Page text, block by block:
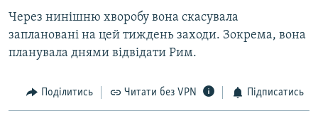
Усі сайти RFE/RL
Через нинішню хворобу вона скасувала
заплановані на цей тиждень заходи. Зокрема, вона
планувала днями відвідати Рим.
Поділитись Читати без VPN Підписатись